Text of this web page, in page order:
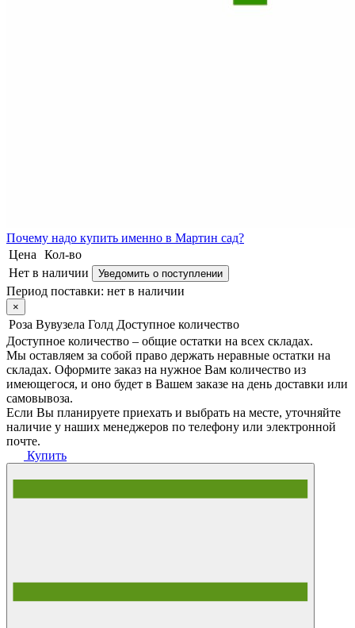
Почему надо купить именно в Мартин сад?
Цена
Кол-во
Нет в наличии
Уведомить о поступлении
Период поставки: нет в наличии
×
Роза Вувузела Голд Доступное количество
Доступное количество – общие остатки на всех складах.
Мы оставляем за собой право держать неравные остатки на
складах. Оформите заказ на нужное Вам количество из
имеющегося, и оно будет в Вашем заказе на день доставки или
самовывоза.
Если Вы планируете приехать и выбрать на месте, уточняйте
наличие у наших менеджеров по телефону или электронной
почте.
Купить